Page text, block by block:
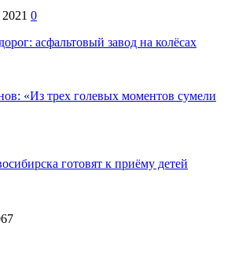
0
асфальтовый завод на колёсах
«Из трех голевых моментов сумели
готовят к приёму детей